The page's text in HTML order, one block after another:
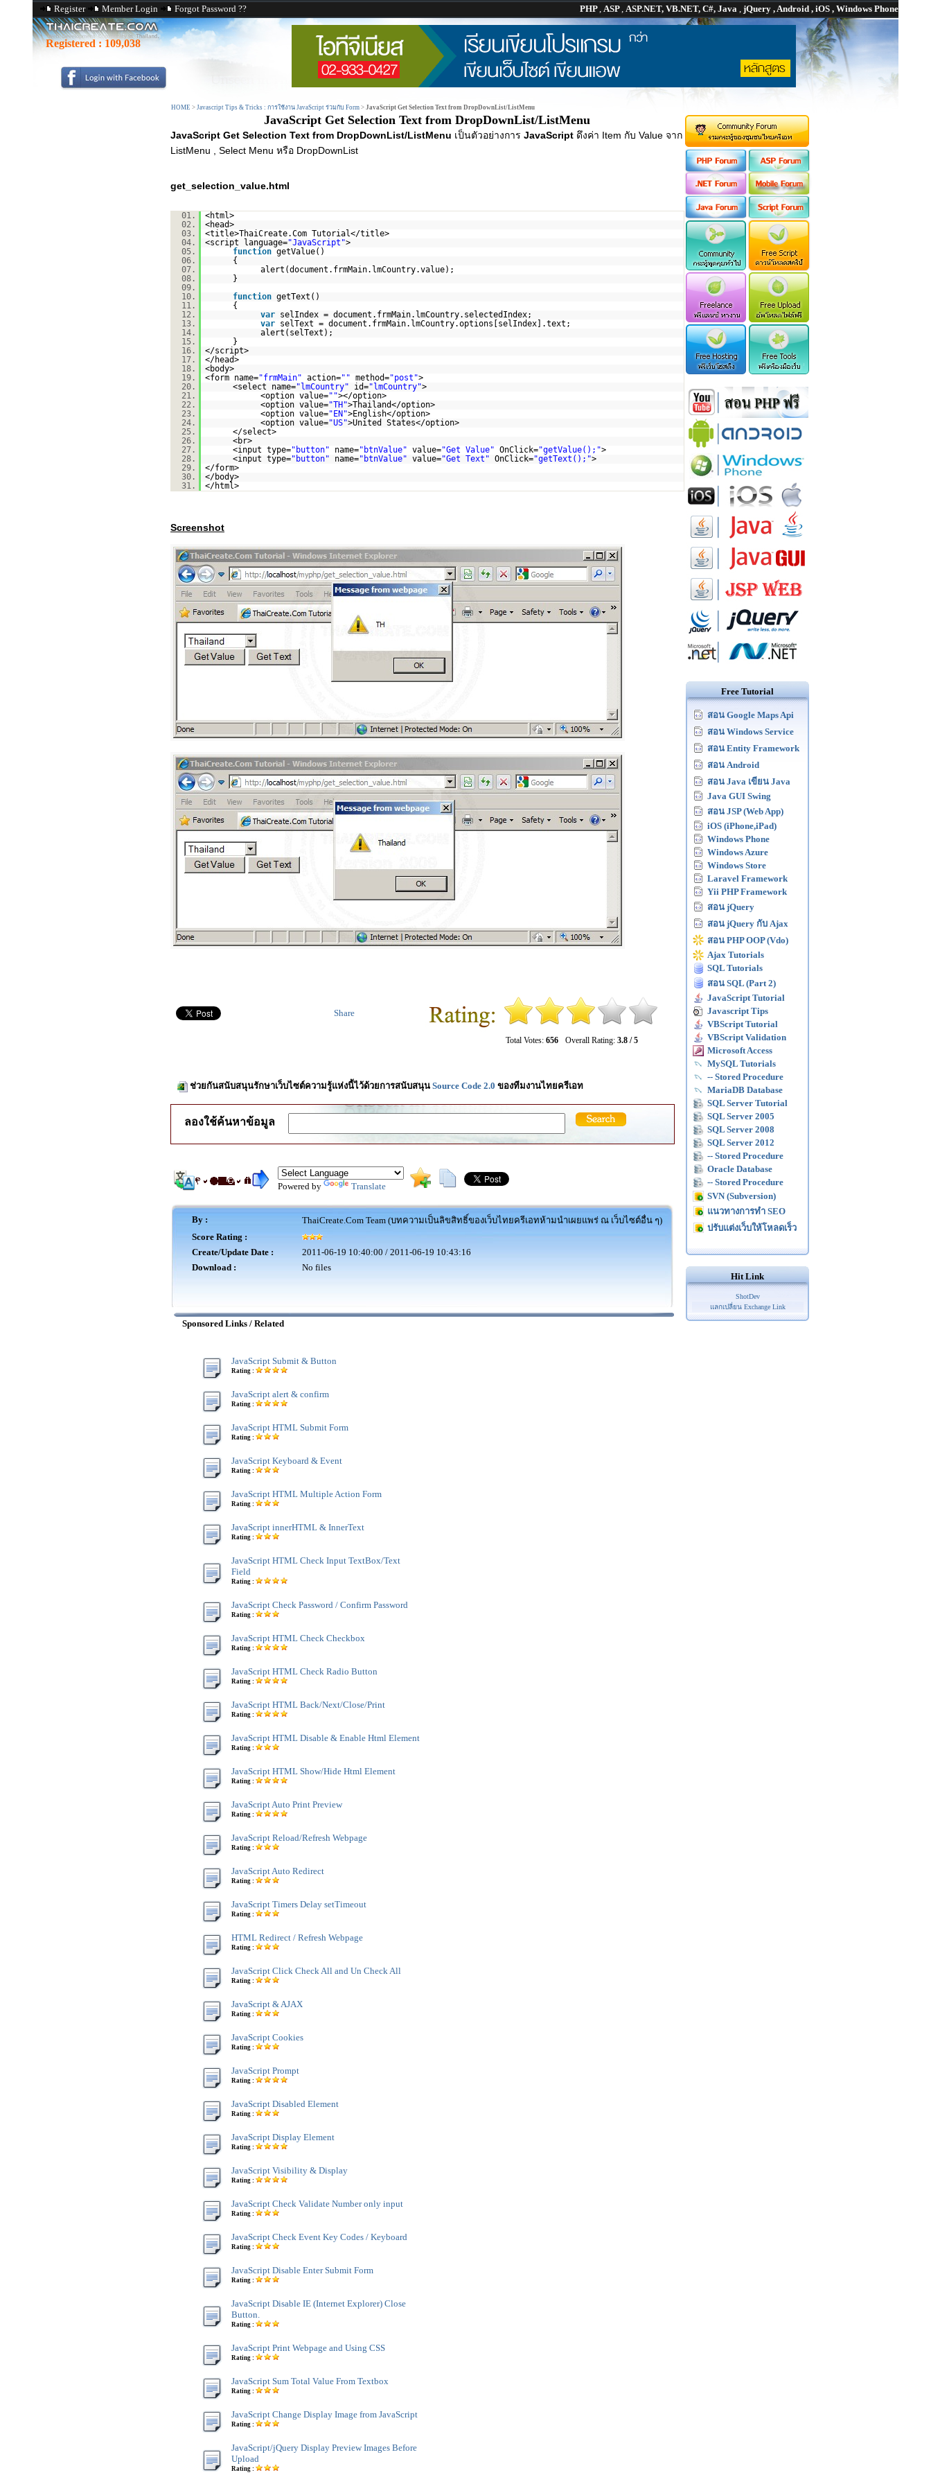
Register Member Login Forgot Password ?? PHP, ASP, ASP.NET, VB.NET, C#, Java , jQuery , Android , iOS , Windows Phone
Registered : 109,038
HOME > Javascript Tips & Tricks : การใช้งาน JavaScript ร่วมกับ Form > JavaScript Get Selection Text from DropDownList/ListMenu
JavaScript Get Selection Text from DropDownList/ListMenu
JavaScript Get Selection Text from DropDownList/ListMenu เป็นตัวอย่างการ JavaScript ดึงค่า Item กับ Value จาก
ListMenu , Select Menu หรือ DropDownList
get_selection_value.html
01.
<html>
02.
<head>
03.
<title>ThaiCreate.Com Tutorial</title>
04.
<script language="JavaScript">
05.
function getValue()
06.
{
07.
alert(document.frmMain.lmCountry.value);
08.
}
09.
10.
function getText()
11.
{
12.
var
selIndex = document.frmMain.lmCountry.selectedIndex;
13.
var
selText = document.frmMain.lmCountry.options[selIndex].text;
14.
alert(selText);
15.
}
16.
</script>
17.
</head>
18.
<body>
19.
<form name="frmMain" action="" method="post">
20.
<select name="lmCountry" id="lmCountry">
21.
<option value=""></option>
22.
<option value="TH">Thailand</option>
23.
<option value="EN">English</option>
24.
<option value="US">United States</option>
25.
</select>
26.
<br>
27.
<input type="button" name="btnValue" value="Get Value" OnClick="getValue();">
28.
<input type="button" name="btnValue" value="Get Text" OnClick="getText();">
29.
</form>
30.
</body>
31.
</html>
Screenshot
Total Votes: 656 Overall Rating: 3.8 / 5
Share
ช่วยกันสนับสนุนรักษาเว็บไซต์ความรู้แห่งนี้ไว้ด้วยการสนับสนุน Source Code 2.0 ของทีมงานไทยครีเอท
ลองใช้ค้นหาข้อมูล
Powered by Translate
By :
ThaiCreate.Com Team (บทความเป็นลิขสิทธิ์ของเว็บไทยครีเอทห้ามนำเผยแพร่ ณ เว็บไซต์อื่น ๆ)
Score Rating :
Create/Update Date :
2011-06-19 10:40:00 / 2011-06-19 10:43:16
Download :
No files
Sponsored Links / Related
JavaScript Submit & Button
Rating :
JavaScript alert & confirm
Rating :
JavaScript HTML Submit Form
Rating :
JavaScript Keyboard & Event
Rating :
JavaScript HTML Multiple Action Form
Rating :
JavaScript innerHTML & InnerText
Rating :
JavaScript HTML Check Input TextBox/Text
Field
Rating :
JavaScript Check Password / Confirm Password
Rating :
JavaScript HTML Check Checkbox
Rating :
JavaScript HTML Check Radio Button
Rating :
JavaScript HTML Back/Next/Close/Print
Rating :
JavaScript HTML Disable & Enable Html Element
Rating :
JavaScript HTML Show/Hide Html Element
Rating :
JavaScript Auto Print Preview
Rating :
JavaScript Reload/Refresh Webpage
Rating :
JavaScript Auto Redirect
Rating :
JavaScript Timers Delay setTimeout
Rating :
HTML Redirect / Refresh Webpage
Rating :
JavaScript Click Check All and Un Check All
Rating :
JavaScript & AJAX
Rating :
JavaScript Cookies
Rating :
JavaScript Prompt
Rating :
JavaScript Disabled Element
Rating :
JavaScript Display Element
Rating :
JavaScript Visibility & Display
Rating :
JavaScript Check Validate Number only input
Rating :
JavaScript Check Event Key Codes / Keyboard
Rating :
JavaScript Disable Enter Submit Form
Rating :
JavaScript Disable IE (Internet Explorer) Close
Button.
Rating :
JavaScript Print Webpage and Using CSS
Rating :
JavaScript Sum Total Value From Textbox
Rating :
JavaScript Change Display Image from JavaScript
Rating :
JavaScript/jQuery Display Preview Images Before
Upload
Rating :
Free Tutorial
สอน Google Maps Api
สอน Windows Service
สอน Entity Framework
สอน Android
สอน Java เขียน Java
Java GUI Swing
สอน JSP (Web App)
iOS (iPhone,iPad)
Windows Phone
Windows Azure
Windows Store
Laravel Framework
Yii PHP Framework
สอน jQuery
สอน jQuery กับ Ajax
สอน PHP OOP (Vdo)
Ajax Tutorials
SQL Tutorials
สอน SQL (Part 2)
JavaScript Tutorial
Javascript Tips
VBScript Tutorial
VBScript Validation
Microsoft Access
MySQL Tutorials
-- Stored Procedure
MariaDB Database
SQL Server Tutorial
SQL Server 2005
SQL Server 2008
SQL Server 2012
-- Stored Procedure
Oracle Database
-- Stored Procedure
SVN (Subversion)
แนวทางการทำ SEO
ปรับแต่งเว็บให้โหลดเร็ว
Hit Link
ShotDev
แลกเปลี่ยน Exchange Link